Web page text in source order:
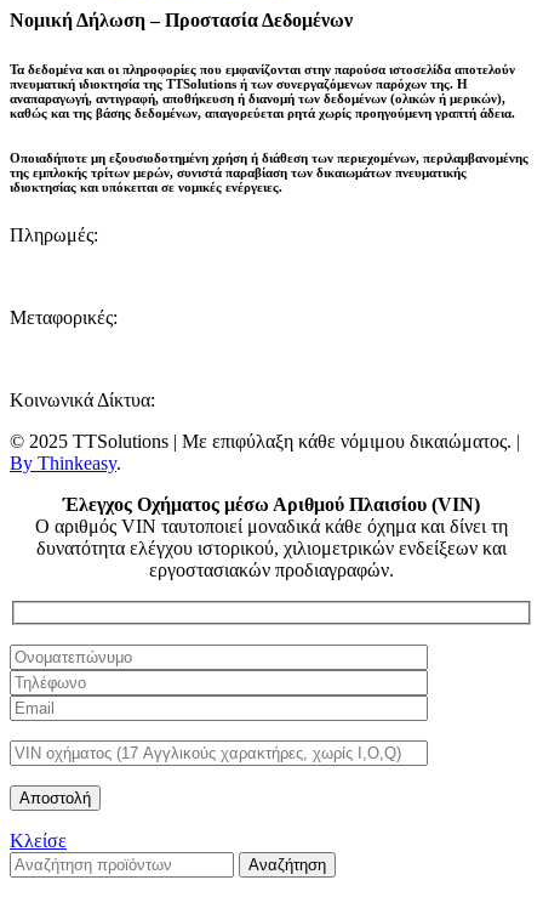
Νομική Δήλωση – Προστασία Δεδομένων
Τα δεδομένα και οι πληροφορίες που εμφανίζονται στην παρούσα ιστοσελίδα αποτελούν
πνευματική ιδιοκτησία της TTSolutions ή των συνεργαζόμενων παρόχων της. Η
αναπαραγωγή, αντιγραφή, αποθήκευση ή διανομή των δεδομένων (ολικών ή μερικών),
καθώς και της βάσης δεδομένων, απαγορεύεται ρητά χωρίς προηγούμενη γραπτή άδεια.
Οποιαδήποτε μη εξουσιοδοτημένη χρήση ή διάθεση των περιεχομένων, περιλαμβανομένης
της εμπλοκής τρίτων μερών, συνιστά παραβίαση των δικαιωμάτων πνευματικής
ιδιοκτησίας και υπόκειται σε νομικές ενέργειες.
Πληρωμές:
Μεταφορικές:
Κοινωνικά Δίκτυα:
© 2025 TTSolutions | Με επιφύλαξη κάθε νόμιμου δικαιώματος. |
By Thinkeasy.
Έλεγχος Οχήματος μέσω Αριθμού Πλαισίου (VIN)
Ο αριθμός VIN ταυτοποιεί μοναδικά κάθε όχημα και δίνει τη
δυνατότητα ελέγχου ιστορικού, χιλιομετρικών ενδείξεων και
εργοστασιακών προδιαγραφών.
Κλείσε
Αναζήτηση